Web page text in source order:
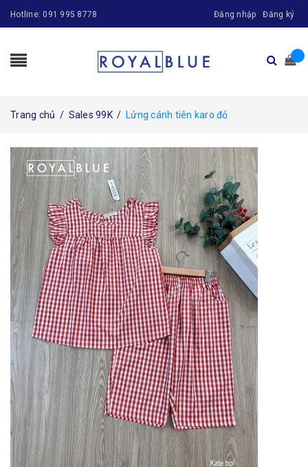
Hotline: 091 995 8778 Đăng nhập Đăng ký
Trang chủ / Sales 99K / Lửng cánh tiên karo đỏ